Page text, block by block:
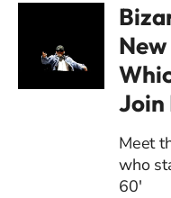
New
Join
Meet
who
60'